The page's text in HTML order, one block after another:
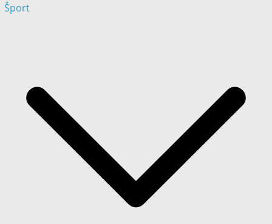
Šport